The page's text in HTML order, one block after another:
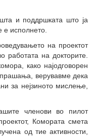
и поддршката што ја
е исполнето.
на проектот
работата на докторите.
како најодговорен
прашања, верувавме дека
за нејзиното мислење,
членови во пилот
Комората смета
од тие активности,